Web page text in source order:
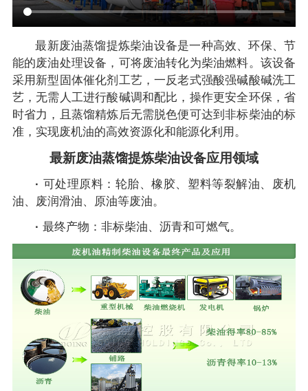
最新废油蒸馏提炼柴油设备是一种高效、环保、节
能的废油处理设备，可将废油转化为柴油燃料。该设备
采用新型固体催化剂工艺，一反老式强酸强碱酸碱洗工
艺，无需人工进行酸碱调和配比，操作更安全环保，省
时省力，且蒸馏精炼后无需脱色便可达到非标柴油的标
准，实现废机油的高效资源化和能源化利用。
最新废油蒸馏提炼柴油设备应用领域
· 可处理原料：轮胎、橡胶、塑料等裂解油、废机
油、废润滑油、原油等废油。
·最终产物：非标柴油、沥青和可燃气。